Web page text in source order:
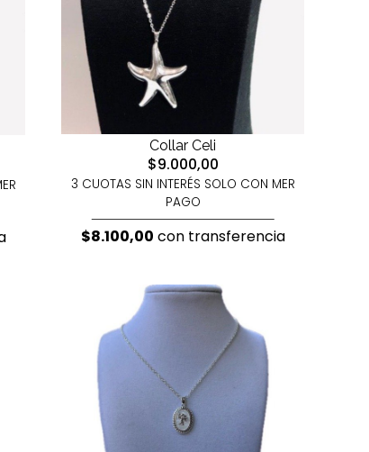
Collar Celi
$9.000,00
3 CUOTAS SIN INTERÉS SOLO CON MER
PAGO
$8.100,00 con transferencia